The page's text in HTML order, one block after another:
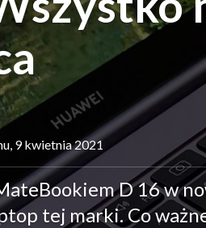
9 kwietnia 2021
D 16 w
tej marki. Co